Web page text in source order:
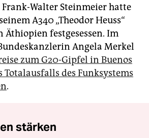
Walter Steinmeier hatte
A340 „Theodor Heuss“
Äthiopien festgesessen. Im
Angela Merkel
zum G20-Gipfel in Buenos
Totalausfalls des Funksystems
.
stärken